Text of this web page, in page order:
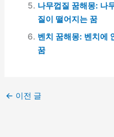
나무껍질 꿈해몽: 나
질이 떨어지는 꿈
벤치 꿈해몽: 벤치에
꿈
← 이전 글